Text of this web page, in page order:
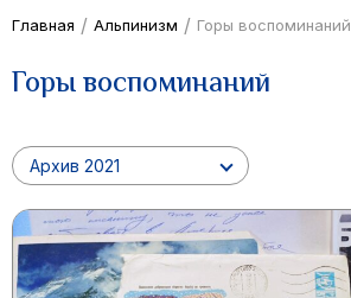
Главная / Альпинизм / Горы воспоминаний
Горы воспоминаний
Архив 2021